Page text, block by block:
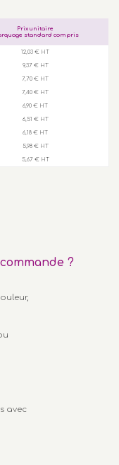
Prix unitaire
standard compris
12,03 € HT
9,37 € HT
7,70 € HT
7,40 € HT
6,90 € HT
6,51 € HT
6,18 € HT
5,98 € HT
5,67 € HT
?
avec